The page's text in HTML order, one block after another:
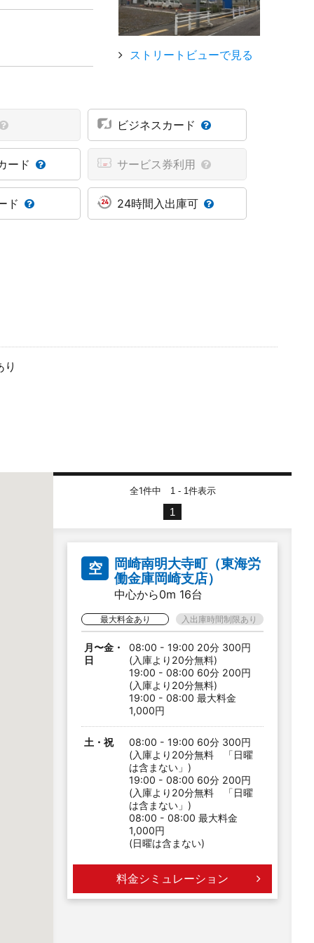
ストリートビューで見る
ビジネスカード
ード サービス券利用
ド 24時間入出庫可
全1件中 1 - 1 件表示
1
空
岡崎南明大寺町（東海労
働金庫岡崎支店）
中心から0m 16台
最大料金あり 入出庫時間制限あり
月〜金・
日
08:00 - 19:00 20分 300円
(入庫より20分無料)
19:00 - 08:00 60分 200円
(入庫より20分無料)
19:00 - 08:00 最大料金
1,000円
土・祝
08:00 - 19:00 60分 300円
(入庫より20分無料 「日曜
は含まない」)
19:00 - 08:00 60分 200円
(入庫より20分無料 「日曜
は含まない」)
08:00 - 08:00 最大料金
1,000円
(日曜は含まない)
料金シミュレーション